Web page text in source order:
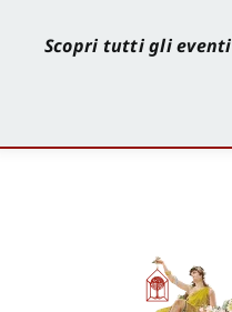
Scopri tutti gli eventi